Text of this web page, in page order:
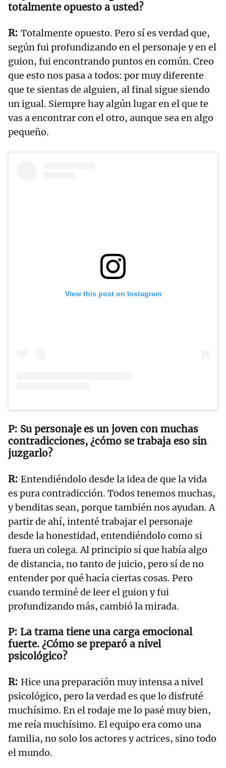
totalmente opuesto a usted?
Totalmente opuesto. Pero sí es verdad que,
según fui profundizando en el personaje y en el
guion, fui encontrando puntos en común. Creo
que esto nos pasa a todos: por muy diferente
que te sientas de alguien, al final sigue siendo
un igual. Siempre hay algún lugar en el que te
vas a encontrar con el otro, aunque sea en algo
pequeño.
View this post on Instagram
Su personaje es un joven con muchas
contradicciones, ¿cómo se trabaja eso sin
juzgarlo?
Entendiéndolo desde la idea de que la vida
es pura contradicción. Todos tenemos muchas,
y benditas sean, porque también nos ayudan. A
partir de ahí, intenté trabajar el personaje
desde la honestidad, entendiéndolo como si
fuera un colega. Al principio sí que había algo
de distancia, no tanto de juicio, pero sí de no
entender por qué hacía ciertas cosas. Pero
cuando terminé de leer el guion y fui
profundizando más, cambió la mirada.
La trama tiene una carga emocional
fuerte. ¿Cómo se preparó a nivel
psicológico?
Hice una preparación muy intensa a nivel
psicológico, pero la verdad es que lo disfruté
muchísimo. En el rodaje me lo pasé muy bien,
me reía muchísimo. El equipo era como una
familia, no solo los actores y actrices, sino todo
el mundo.